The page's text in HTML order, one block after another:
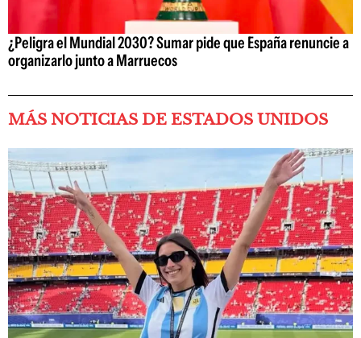
¿Peligra el Mundial 2030? Sumar pide que España renuncie a
organizarlo junto a Marruecos
MÁS NOTICIAS DE ESTADOS UNIDOS